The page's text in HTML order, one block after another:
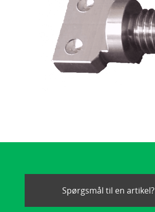
Spørgsmål til en artikel?